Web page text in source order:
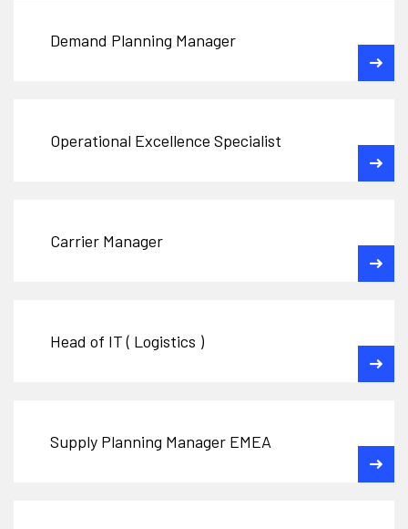
Demand Planning Manager
Operational Excellence Specialist
Carrier Manager
Head of IT ( Logistics )
Supply Planning Manager EMEA